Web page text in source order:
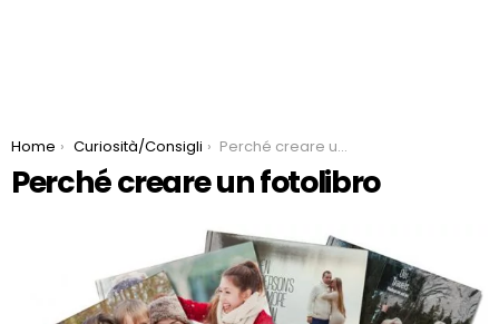
You are here:
Home Curiosità/Consigli Perché creare un fotolibro
Perché creare un fotolibro